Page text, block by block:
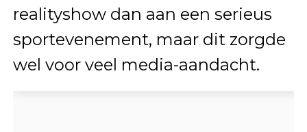
realityshow dan aan een serieus
sportevenement, maar dit zorgde
wel voor veel media-aandacht.